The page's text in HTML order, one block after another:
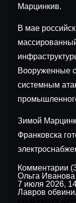
Марцинкив.
В мае
Вооруженные
системным
Зимой
Франковска
Комментарии
Ольга Иванова
7 июля 2026,
Лавров